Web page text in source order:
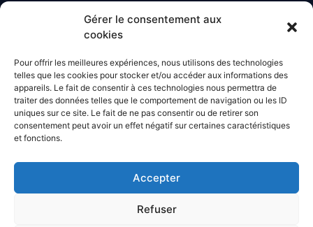
Gérer le consentement aux
cookies
Pour offrir les meilleures expériences, nous utilisons des technologies
telles que les cookies pour stocker et/ou accéder aux informations des
appareils. Le fait de consentir à ces technologies nous permettra de
traiter des données telles que le comportement de navigation ou les ID
uniques sur ce site. Le fait de ne pas consentir ou de retirer son
consentement peut avoir un effet négatif sur certaines caractéristiques
et fonctions.
Accepter
Refuser
Réseaux sociaux
A propos d'Impact
Qui sommes-nous?
Actualités
Passages medias